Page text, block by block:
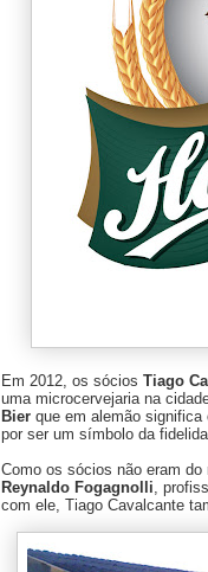
Em 2012, os sócios Tiago
uma microcervejaria na
Bier que em alemão
por ser um símbolo da
Como os sócios não eram
Reynaldo Fogagnolli,
com ele, Tiago Cavalcante